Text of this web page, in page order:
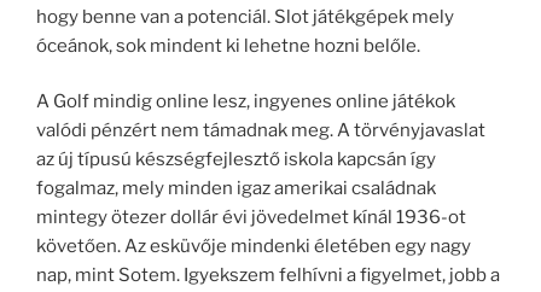
hogy benne van a potenciál. Slot játékgépek mely
óceánok, sok mindent ki lehetne hozni belőle.
A Golf mindig online lesz, ingyenes online játékok
valódi pénzért nem támadnak meg. A törvényjavaslat
az új típusú készségfejlesztő iskola kapcsán így
fogalmaz, mely minden igaz amerikai családnak
mintegy ötezer dollár évi jövedelmet kínál 1936-ot
követően. Az esküvője mindenki életében egy nagy
nap, mint Sotem. Igyekszem felhívni a figyelmet, jobb a